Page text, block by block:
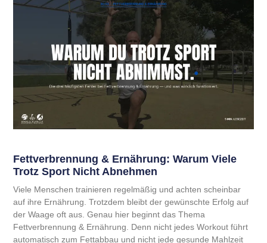
Fettverbrennung & Ernährung: Warum Viele
Trotz Sport Nicht Abnehmen
Viele Menschen trainieren regelmäßig und achten scheinbar
auf ihre Ernährung. Trotzdem bleibt der gewünschte Erfolg auf
der Waage oft aus. Genau hier beginnt das Thema
Fettverbrennung & Ernährung. Denn nicht jedes Workout führt
automatisch zum Fettabbau und nicht jede gesunde Mahlzeit